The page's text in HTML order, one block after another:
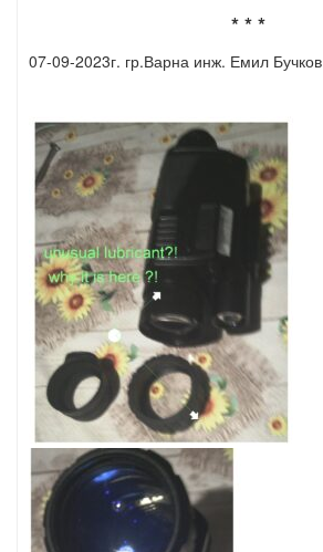
* * *
07-09-2023г. гр.Варна инж. Емил Бучков